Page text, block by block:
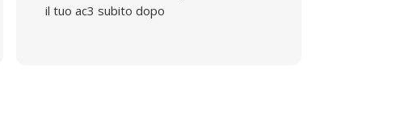
il tuo ac3 subito dopo